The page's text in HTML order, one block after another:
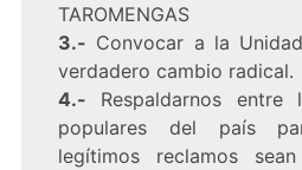
TAROMENGAS
3.- Convocar a la
verdadero cambio radical.
4.- Respaldarnos entre
populares del país
legítimos reclamos